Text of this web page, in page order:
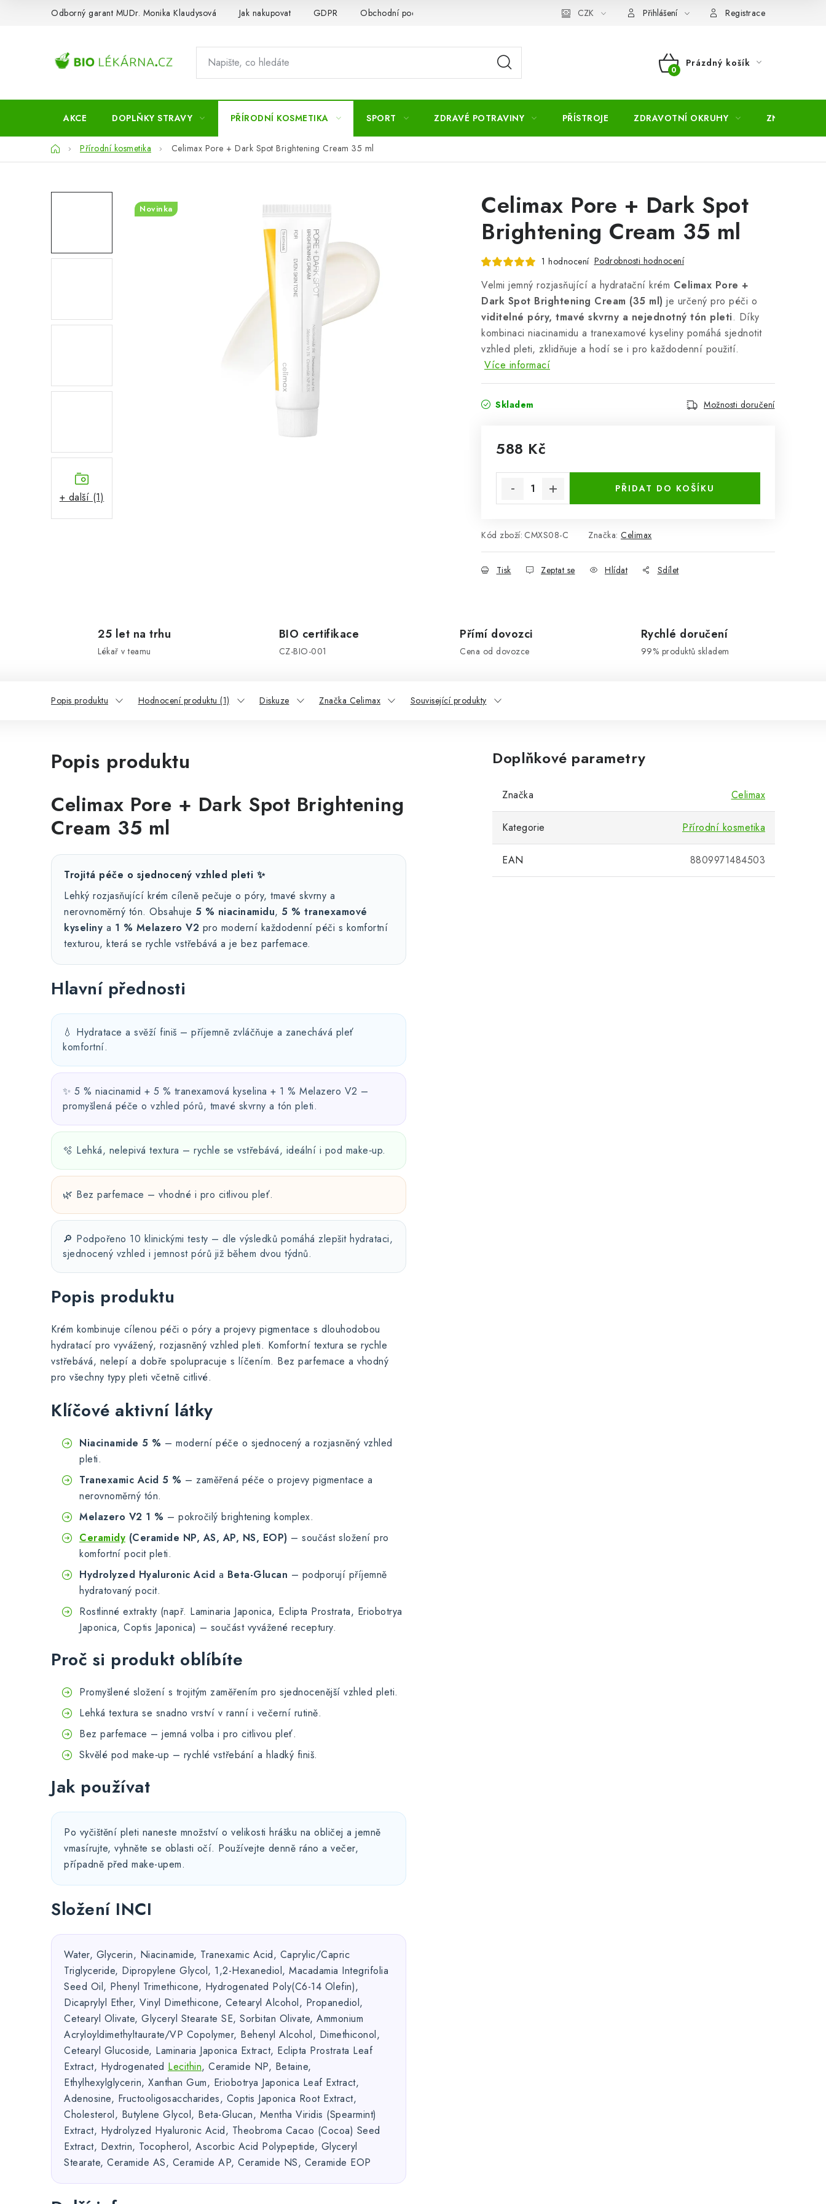
Odborný garant MUDr. Monika Klaudysová Jak nakupovat GDPR Obchodní podmínky Slovník pojmů Moje objednávka Mapa serveru
CZK Přihlášení Registrace
NÁKUPNÍ
Prázdný košík
AKCE DOPLŇKY STRAVY PŘÍRODNÍ KOSMETIKA SPORT ZDRAVÉ POTRAVINY PŘÍSTROJE ZDRAVOTNÍ OKRUHY ZNAČKY
DomůPřírodní kosmetika Celimax Pore + Dark Spot Brightening Cream 35 ml
+ další (1)
Celimax Pore + Dark Spot
Brightening Cream 35 ml
1 hodnocení Podrobnosti hodnocení
Velmi jemný rozjasňující a hydratační krém Celimax Pore +
Dark Spot Brightening Cream (35 ml) je určený pro péči o
viditelné póry, tmavé skvrny a nejednotný tón pleti. Díky
kombinaci niacinamidu a tranexamové kyseliny pomáhá sjednotit
vzhled pleti, zklidňuje a hodí se i pro každodenní použití.
Více informací
Skladem Možnosti doručení
588 Kč
PŘIDAT DO KOŠÍKU
Kód zboží: CMXS08-C Značka: Celimax
Tisk Zeptat se Hlídat Sdílet
Novinka
25 let na trhu
Lékař v teamu
BIO certifikace
CZ-BIO-001
Přímí dovozci
Cena od dovozce
Rychlé doručení
99% produktů skladem
Popis produktu Hodnocení produktu (1) Diskuze Značka Celimax Související produkty
Popis produktu
Celimax Pore + Dark Spot Brightening
Cream 35 ml
Trojitá péče o sjednocený vzhled pleti ✨
Lehký rozjasňující krém cíleně pečuje o póry, tmavé skvrny a
nerovnoměrný tón. Obsahuje 5 % niacinamidu, 5 % tranexamové
kyseliny a 1 % Melazero V2 pro moderní každodenní péči s komfortní
texturou, která se rychle vstřebává a je bez parfemace.
Hlavní přednosti
💧 Hydratace a svěží finiš – příjemně zvláčňuje a zanechává pleť
komfortní.
✨ 5 % niacinamid + 5 % tranexamová kyselina + 1 % Melazero V2 –
promyšlená péče o vzhled pórů, tmavé skvrny a tón pleti.
🫧 Lehká, nelepivá textura – rychle se vstřebává, ideální i pod make‑up.
🌿 Bez parfemace – vhodné i pro citlivou pleť.
🔎 Podpořeno 10 klinickými testy – dle výsledků pomáhá zlepšit hydrataci,
sjednocený vzhled i jemnost pórů již během dvou týdnů.
Popis produktu
Krém kombinuje cílenou péči o póry a projevy pigmentace s dlouhodobou
hydratací pro vyvážený, rozjasněný vzhled pleti. Komfortní textura se rychle
vstřebává, nelepí a dobře spolupracuje s líčením. Bez parfemace a vhodný
pro všechny typy pleti včetně citlivé.
Klíčové aktivní látky
Niacinamide 5 % – moderní péče o sjednocený a rozjasněný vzhled
pleti.
Tranexamic Acid 5 % – zaměřená péče o projevy pigmentace a
nerovnoměrný tón.
Melazero V2 1 % – pokročilý brightening komplex.
Ceramidy (Ceramide NP, AS, AP, NS, EOP) – součást složení pro
komfortní pocit pleti.
Hydrolyzed Hyaluronic Acid a Beta-Glucan – podporují příjemně
hydratovaný pocit.
Rostlinné extrakty (např. Laminaria Japonica, Eclipta Prostrata, Eriobotrya
Japonica, Coptis Japonica) – součást vyvážené receptury.
Proč si produkt oblíbíte
Promyšlené složení s trojitým zaměřením pro sjednocenější vzhled pleti.
Lehká textura se snadno vrství v ranní i večerní rutině.
Bez parfemace – jemná volba i pro citlivou pleť.
Skvělé pod make‑up – rychlé vstřebání a hladký finiš.
Jak používat
Po vyčištění pleti naneste množství o velikosti hrášku na obličej a jemně
vmasírujte, vyhněte se oblasti očí. Používejte denně ráno a večer,
případně před make-upem.
Složení INCI
Water, Glycerin, Niacinamide, Tranexamic Acid, Caprylic/Capric
Triglyceride, Dipropylene Glycol, 1,2-Hexanediol, Macadamia Integrifolia
Seed Oil, Phenyl Trimethicone, Hydrogenated Poly(C6-14 Olefin),
Dicaprylyl Ether, Vinyl Dimethicone, Cetearyl Alcohol, Propanediol,
Cetearyl Olivate, Glyceryl Stearate SE, Sorbitan Olivate, Ammonium
Acryloyldimethyltaurate/VP Copolymer, Behenyl Alcohol, Dimethiconol,
Cetearyl Glucoside, Laminaria Japonica Extract, Eclipta Prostrata Leaf
Extract, Hydrogenated Lecithin, Ceramide NP, Betaine,
Ethylhexylglycerin, Xanthan Gum, Eriobotrya Japonica Leaf Extract,
Adenosine, Fructooligosaccharides, Coptis Japonica Root Extract,
Cholesterol, Butylene Glycol, Beta-Glucan, Mentha Viridis (Spearmint)
Extract, Hydrolyzed Hyaluronic Acid, Theobroma Cacao (Cocoa) Seed
Extract, Dextrin, Tocopherol, Ascorbic Acid Polypeptide, Glyceryl
Stearate, Ceramide AS, Ceramide AP, Ceramide NS, Ceramide EOP
Doplňkové parametry
Značka Celimax
Kategorie Přírodní kosmetika
EAN 8809971484503